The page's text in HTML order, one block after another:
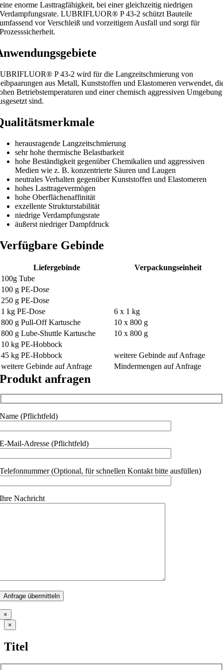
eine enorme Lasttragfähigkeit, bei einer gleichzeitig niedrigen
Verdampfungsrate. LUBRIFLUOR® P 43-2 schützt Bauteile
umfassend vor Verschleiß und vorzeitigem Ausfall und sorgt für
Prozesssicherheit.
P 43-2 wird für die Langzeitschmierung von
aus Metall, Kunststoffen und Elastomeren verwendet,
Betriebstemperaturen und einer chemisch aggressiven Umgebung
sind.
herausragende Langzeitschmierung
sehr hohe thermische Belastbarkeit
hohe Beständigkeit gegenüber Chemikalien und aggressiven
Medien wie z. B. konzentrierte Säuren und Laugen
neutrales Verhalten gegenüber Kunststoffen und Elastomeren
hohes Lasttragevermögen
hohe Oberflächenaffinität
exzellente Strukturstabilität
niedrige Verdampfungsrate
äußerst niedriger Dampfdruck
Verfügbare Gebinde
Liefergebinde
Verpackungseinheit
100g Tube
100 g PE-Dose
250 g PE-Dose
1 kg PE-Dose
6 x 1 kg
800 g Pull-Off Kartusche
10 x 800 g
800 g Lube-Shuttle Kartusche
10 x 800 g
10 kg PE-Hobbock
45 kg PE-Hobbock
weitere Gebinde auf Anfrage
weitere Gebinde auf Anfrage
Mindermengen auf Anfrage
Produkt anfragen
Name (Pflichtfeld)
E-Mail-Adresse (Pflichtfeld)
Telefonnummer (Optional, für schnellen Kontakt bitte ausfüllen)
Ihre Nachricht
×
Close
product
view
×
Titel